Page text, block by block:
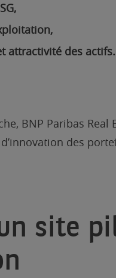
attractivité des actifs.
BNP Paribas
des
un site